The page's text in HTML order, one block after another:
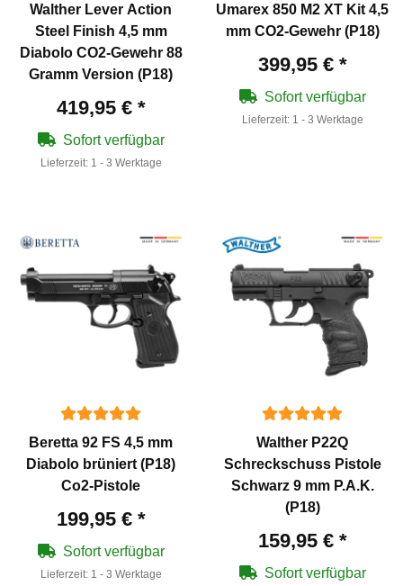
Walther Lever Action
Steel Finish 4,5 mm
Diabolo CO2-Gewehr 88
Gramm Version (P18)
419,95 € *
Sofort verfügbar
Lieferzeit: 1 - 3 Werktage
Umarex 850 M2 XT Kit 4,5
mm CO2-Gewehr (P18)
399,95 € *
Sofort verfügbar
Lieferzeit: 1 - 3 Werktage
Beretta 92 FS 4,5 mm
Diabolo brüniert (P18)
Co2-Pistole
199,95 € *
Sofort verfügbar
Lieferzeit: 1 - 3 Werktage
Walther P22Q
Schreckschuss Pistole
Schwarz 9 mm P.A.K.
(P18)
159,95 € *
Sofort verfügbar